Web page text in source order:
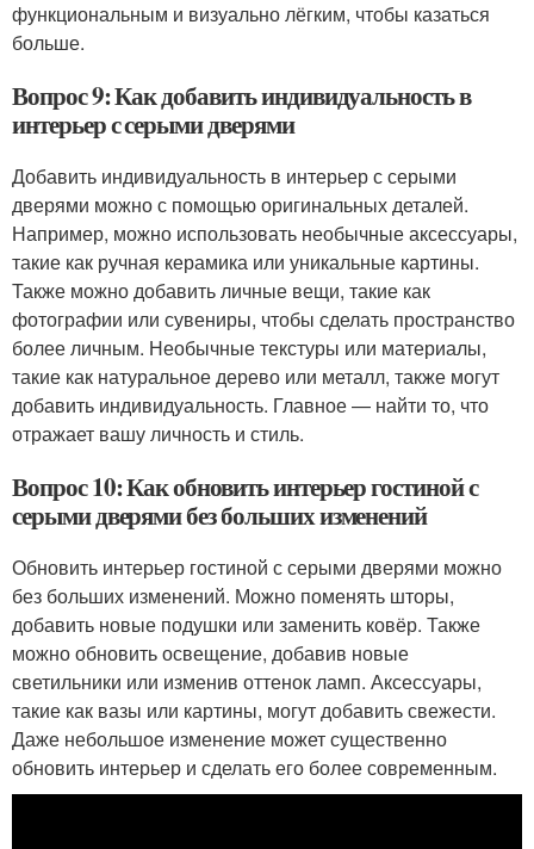
функциональным и визуально лёгким, чтобы казаться
больше.
Вопрос 9: Как добавить индивидуальность в
интерьер с серыми дверями
Добавить индивидуальность в интерьер с серыми
дверями можно с помощью оригинальных деталей.
Например, можно использовать необычные аксессуары,
такие как ручная керамика или уникальные картины.
Также можно добавить личные вещи, такие как
фотографии или сувениры, чтобы сделать пространство
более личным. Необычные текстуры или материалы,
такие как натуральное дерево или металл, также могут
добавить индивидуальность. Главное — найти то, что
отражает вашу личность и стиль.
Вопрос 10: Как обновить интерьер гостиной с
серыми дверями без больших изменений
Обновить интерьер гостиной с серыми дверями можно
без больших изменений. Можно поменять шторы,
добавить новые подушки или заменить ковёр. Также
можно обновить освещение, добавив новые
светильники или изменив оттенок ламп. Аксессуары,
такие как вазы или картины, могут добавить свежести.
Даже небольшое изменение может существенно
обновить интерьер и сделать его более современным.